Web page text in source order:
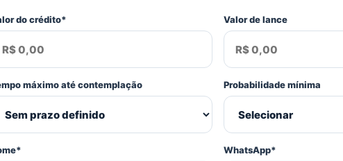
do crédito* Valor de lance
máximo até contemplação Probabilidade mínima
WhatsApp*